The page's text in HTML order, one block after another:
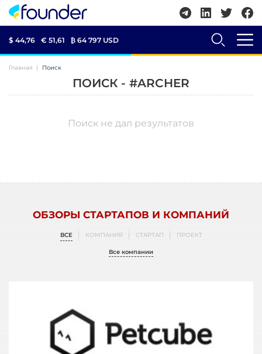
$ 44,76 € 51,61 ₿ 64 797 USD
Главная Поиск
ПОИСК - #ARCHER
Поиск не дал результатов
ОБЗОРЫ СТАРТАПОВ И КОМПАНИЙ
ВСЕ КОМПАНИЯ СТАРТАП ПРОЕКТ
Все компании